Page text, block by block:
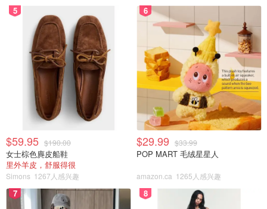
节省能源费用（必须与其他能源效率改
造相结合）。
热水设备
最高
$5000
改用更节能的空间加热或水加热设备，
以节省水电费并减少碳足迹。
可再生资源
最高
$5000
安装太阳能光伏系统，将太阳光能转
化为电能。
弹性措施
措施保护你的家庭和家人免受环境损
害（必须与另一项能效改造相结合）。
第三步，从承包商那里获得报价
5
$59.95 $190.00
女士棕色麂皮船鞋
里外羊皮，舒服得很
Simons 1267人感兴趣
6
$29.99 $33.99
POP MART 毛绒星星人
amazon.ca 1265人感兴趣
7 8